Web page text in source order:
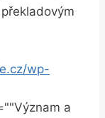
wp-
a